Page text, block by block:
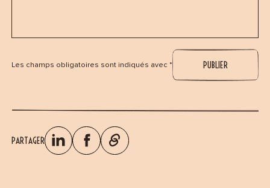
Les champs obligatoires sont indiqués avec *
PARTAGER